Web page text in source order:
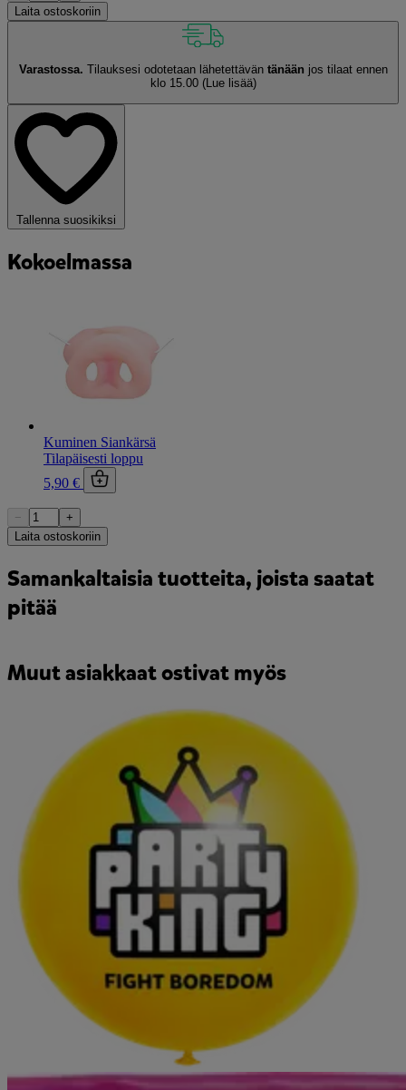
Laita ostoskoriin
Varastossa. Tilauksesi odotetaan lähetettävän tänään jos tilaat ennen
klo 15.00 (Lue lisää)
Tallenna suosikiksi
Kokoelmassa
Kuminen Siankärsä
Tilapäisesti loppu
5,90 €
−
+
Laita ostoskoriin
Samankaltaisia tuotteita, joista saatat
pitää
Muut asiakkaat ostivat myös